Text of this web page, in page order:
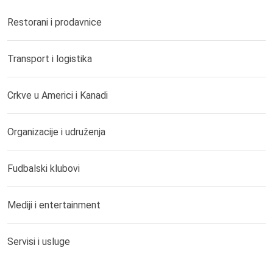
Restorani i prodavnice
Transport i logistika
Crkve u Americi i Kanadi
Organizacije i udruženja
Fudbalski klubovi
Mediji i entertainment
Servisi i usluge